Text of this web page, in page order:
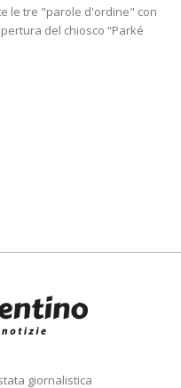
le tre "parole d'ordine" con
del chiosco “Parké
giornalistica